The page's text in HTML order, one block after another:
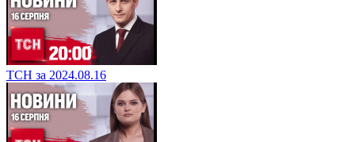
ТСН за 2024.08.16